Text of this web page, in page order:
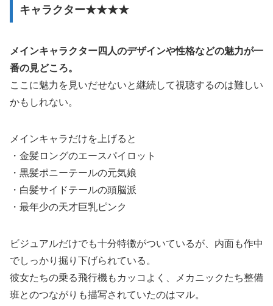
キャラクター★★★★
メインキャラクター四人のデザインや性格などの魅力が一
番の見どころ。
ここに魅力を見いだせないと継続して視聴するのは難しい
かもしれない。
メインキャラだけを上げると
・金髪ロングのエースパイロット
・黒髪ポニーテールの元気娘
・白髪サイドテールの頭脳派
・最年少の天才巨乳ピンク
ビジュアルだけでも十分特徴がついているが、内面も作中
でしっかり掘り下げられている。
彼女たちの乗る飛行機もカッコよく、メカニックたち整備
班とのつながりも描写されていたのはマル。